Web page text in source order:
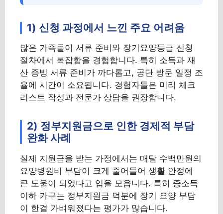
1) 신청 과정에서 느낀 주요 어려움
많은 가족들이 서류 준비와 장기요양등급 신청
절차에서 복잡함을 경험합니다. 특히 소득과 재
산 증빙 서류 준비가 까다롭고, 공단 방문 일정 조
율에 시간이 소요됩니다. 경험자들은 미리 체크
리스트 작성과 전문가 상담을 권장합니다.
2) 정부지원금으로 인한 경제적 부담
완화 사례
실제 지원금을 받는 가정에서는 매달 수백만원의
요양병원비 부담이 크게 줄어들어 생활 안정에
큰 도움이 되었다고 입을 모읍니다. 특히 중소득
이하 가구는 정부지원금 덕분에 장기 요양 부담
이 한결 가벼워졌다는 평가가 많습니다.